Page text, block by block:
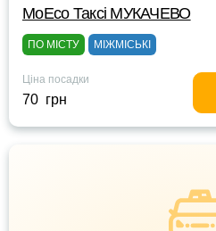
МоЕсо Таксі МУКАЧЕВО
ПО МІСТУ МІЖМІСЬКІ
Ціна посадки
70 грн